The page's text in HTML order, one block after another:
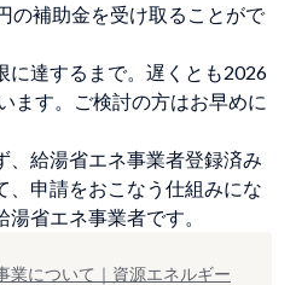
の補助金を受け取ることがで
に達するまで。遅くとも2026
ます。ご検討の方はお早めに
、給湯省エネ事業者登録済み
、申請をおこなう仕組みにな
省エネ事業者です。
業について｜資源エネルギー